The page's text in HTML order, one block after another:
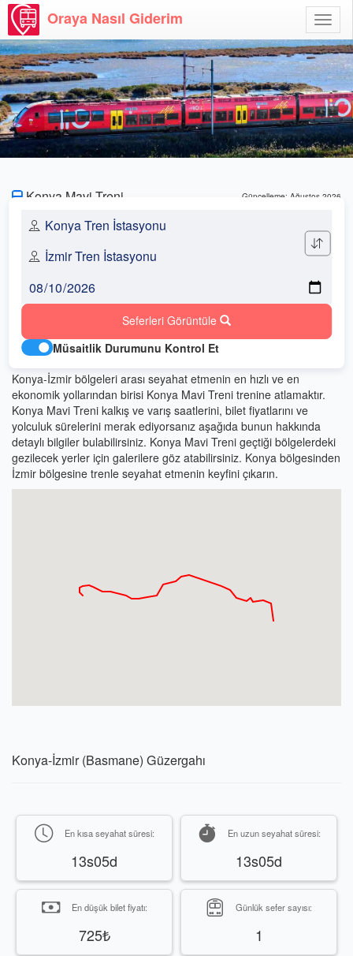
Aç
Oraya Nasıl Giderim
Seferleri Görüntüle
Müsaitlik Durumunu Kontrol Et
Konya Mavi Treni Güncelleme: Ağustos 2026
Konya-İzmir bölgeleri arası seyahat etmenin en hızlı ve en
ekonomik yollarından birisi Konya Mavi Treni trenine atlamaktır.
Konya Mavi Treni kalkış ve varış saatlerini, bilet fiyatlarını ve
yolculuk sürelerini merak ediyorsanız aşağıda bunun hakkında
detaylı bilgiler bulabilirsiniz. Konya Mavi Treni geçtiği bölgelerdeki
gezilecek yerler için galerilere göz atabilirsiniz. Konya bölgesinden
İzmir bölgesine trenle seyahat etmenin keyfini çıkarın.
Konya-İzmir (Basmane) Güzergahı
En kısa seyahat süresi:
13s05d
En uzun seyahat süresi:
13s05d
En düşük bilet fiyatı:
725₺
Günlük sefer sayısı:
1